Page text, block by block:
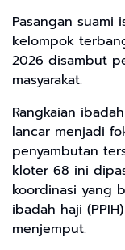
Pasangan suami
kelompok
2026 disambut
masyarakat.
Rangkaian
lancar menjadi
penyambutan
kloter 68 ini
koordinasi yang
ibadah haji
menjemput.